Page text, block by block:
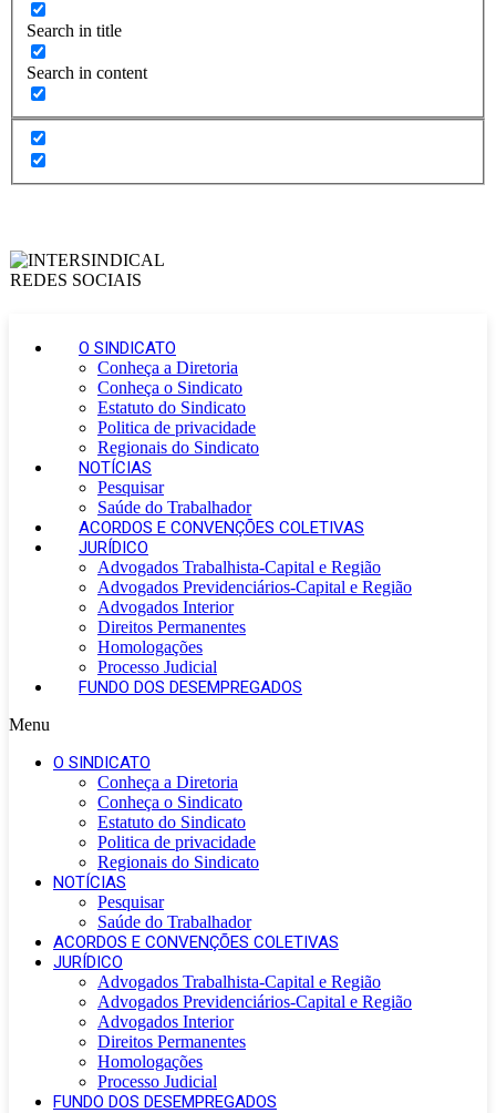
Search in title
Search in content
O SINDICATO
Conheça a Diretoria
Conheça o Sindicato
Estatuto do Sindicato
Politica de privacidade
Regionais do Sindicato
NOTÍCIAS
Pesquisar
Saúde do Trabalhador
ACORDOS E CONVENÇÕES COLETIVAS
JURÍDICO
Advogados Trabalhista-Capital e Região
Advogados Previdenciários-Capital e Região
Advogados Interior
Direitos Permanentes
Homologações
Processo Judicial
FUNDO DOS DESEMPREGADOS
Menu
O SINDICATO
Conheça a Diretoria
Conheça o Sindicato
Estatuto do Sindicato
Politica de privacidade
Regionais do Sindicato
NOTÍCIAS
Pesquisar
Saúde do Trabalhador
ACORDOS E CONVENÇÕES COLETIVAS
JURÍDICO
Advogados Trabalhista-Capital e Região
Advogados Previdenciários-Capital e Região
Advogados Interior
Direitos Permanentes
Homologações
Processo Judicial
FUNDO DOS DESEMPREGADOS